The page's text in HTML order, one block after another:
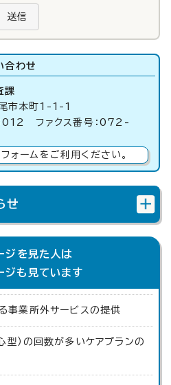
送信
合わせ
課
市本町1-1-1
ファクス番号：072-
ォームをご利用ください。
せ
ジを見た人は
ジも見ています
事業所外サービスの提供
型）の回数が多いケアプランの